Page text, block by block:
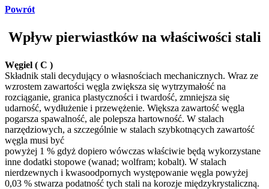
Powrót
Wpływ pierwiastków na właściwości stali
Węgiel ( C )
Składnik stali decydujący o własnościach mechanicznych. Wraz ze
wzrostem zawartości węgla zwiększa się wytrzymałość na
rozciąganie, granica plastyczności i twardość, zmniejsza się
udarność, wydłużenie i przewężenie. Większa zawartość węgla
pogarsza spawalność, ale polepsza hartowność. W stalach
narzędziowych, a szczególnie w stalach szybkotnących zawartość
węgla musi być
powyżej 1 % gdyż dopiero wówczas właściwie będą wykorzystane
inne dodatki stopowe (wanad; wolfram; kobalt). W stalach
nierdzewnych i kwasoodpornych występowanie węgla powyżej
0,03 % stwarza podatność tych stali na korozje międzykrystaliczną.